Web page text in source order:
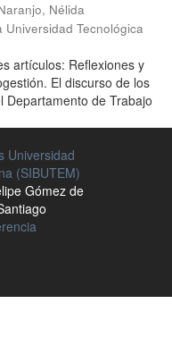
Nélida
Universidad Tecnológica
artículos: Reflexiones y
El discurso de los
Departamento de Trabajo
Universidad
(SIBUTEM)
Gómez de